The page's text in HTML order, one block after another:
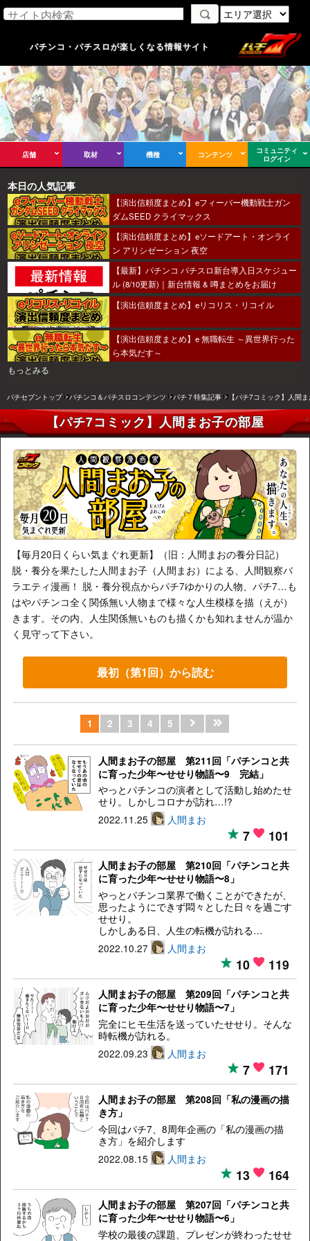
パチンコ・パチスロが楽しくなる情報サイト
店舗 取材 機種 コンテンツ
コミュニティ
ログイン
本日の人気記事
【演出信頼度まとめ】eフィーバー機動戦士ガン
ダムSEED クライマックス
【演出信頼度まとめ】eソードアート・オンライ
ン アリシゼーション 夜空
【最新】パチンコ パチスロ新台導入日スケジュー
ル (8/10更新)｜新台情報 & 噂まとめをお届け
【演出信頼度まとめ】eリコリス・リコイル
【演出信頼度まとめ】e 無職転生 ～異世界行った
ら本気だす～
もっとみる
パチセブントップ パチンコ＆パチスロコンテンツ パチ７特集記事 【パチ7コミック】人間
【パチ7コミック】人間まお子の部屋
【毎月20日くらい気まぐれ更新】（旧：人間まおの養分日記）
脱・養分を果たした人間まお子（人間まお）による、人間観察バ
ラエティ漫画！ 脱・養分視点からパチ7ゆかりの人物、パチ7…も
はやパチンコ全く関係無い人物まで様々な人生模様を描（えが）
きます。その内、人生関係無いものも描くかも知れませんが温か
く見守って下さい。
最初（第1回）から読む
1 2 3 4 5
人間まお子の部屋 第211回「パチンコと共
に育った少年〜せせり物語〜9 完結」
やっとパチンコの演者として活動し始めたせ
せり。しかしコロナが訪れ…!?
2022.11.25
人間まお
7 101
人間まお子の部屋 第210回「パチンコと共
に育った少年〜せせり物語〜8」
やっとパチンコ業界で働くことができたが、
思ったようにできず悶々とした日々を過ごす
せせり。
しかしある日、人生の転機が訪れる…
2022.10.27
人間まお
10 119
人間まお子の部屋 第209回「パチンコと共
に育った少年〜せせり物語〜7」
完全にヒモ生活を送っていたせせり。そんな
時転機が訪れる。
2022.09.23
人間まお
7 171
人間まお子の部屋 第208回「私の漫画の描
き方」
今回はパチ7、8周年企画の「私の漫画の描
き方」を紹介します
2022.08.15
人間まお
13 164
人間まお子の部屋 第207回「パチンコと共
に育った少年〜せせり物語〜6」
学校の最後の課題、プレゼンが終わったせせ